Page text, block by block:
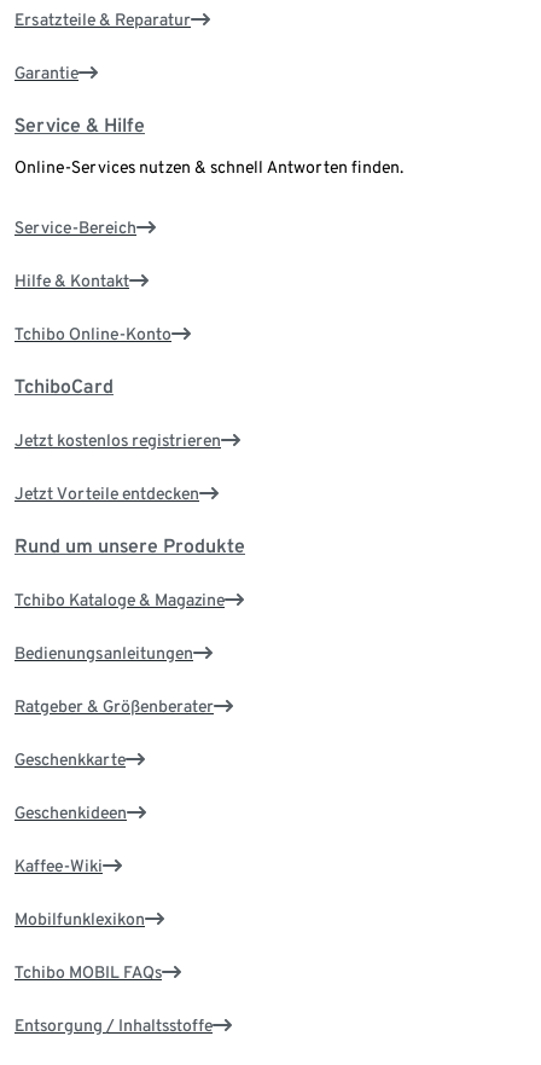
Ersatzteile & Reparatur
Garantie
Service & Hilfe
Online-Services nutzen & schnell Antworten finden.
Service-Bereich
Hilfe & Kontakt
Tchibo Online-Konto
TchiboCard
Jetzt kostenlos registrieren
Jetzt Vorteile entdecken
Rund um unsere Produkte
Tchibo Kataloge & Magazine
Bedienungsanleitungen
Ratgeber & Größenberater
Geschenkkarte
Geschenkideen
Kaffee-Wiki
Mobilfunklexikon
Tchibo MOBIL FAQs
Entsorgung / Inhaltsstoffe